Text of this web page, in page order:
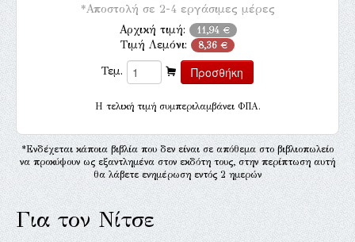
*Αποστολή σε 2-4 εργάσιμες μέρες
Αρχική τιμή: 11,94 €
Τιμή Λεμόνι: 8,36 €
Τεμ.
H τελική τιμή συμπεριλαμβάνει ΦΠΑ.
*Ενδέχεται κάποια βιβλία που δεν είναι σε απόθεμα στο βιβλιοπωλείο
να προκύψουν ως εξαντλημένα στον εκδότη τους, στην περίπτωση αυτή
θα λάβετε ενημέρωση εντός 2 ημερών
Για τον Νίτσε